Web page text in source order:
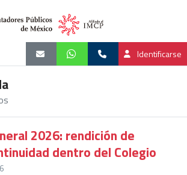
Identificarse
2026: rendición de
dentro del Colegio